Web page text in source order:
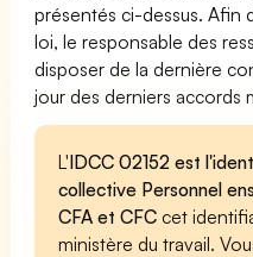
présentés ci-dessus. Afin
loi, le responsable des
disposer de la dernière
jour des derniers accords
L'IDCC 02152 est
collective Personnel
CFA et CFC cet
ministère du travail.